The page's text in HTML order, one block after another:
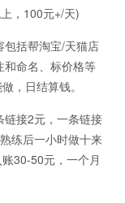
，100元+/天)
括帮淘宝/天猫店
和命名、标价格等
，日结算钱。
接2元，一条链接
练后一小时做十来
30-50元，一个月